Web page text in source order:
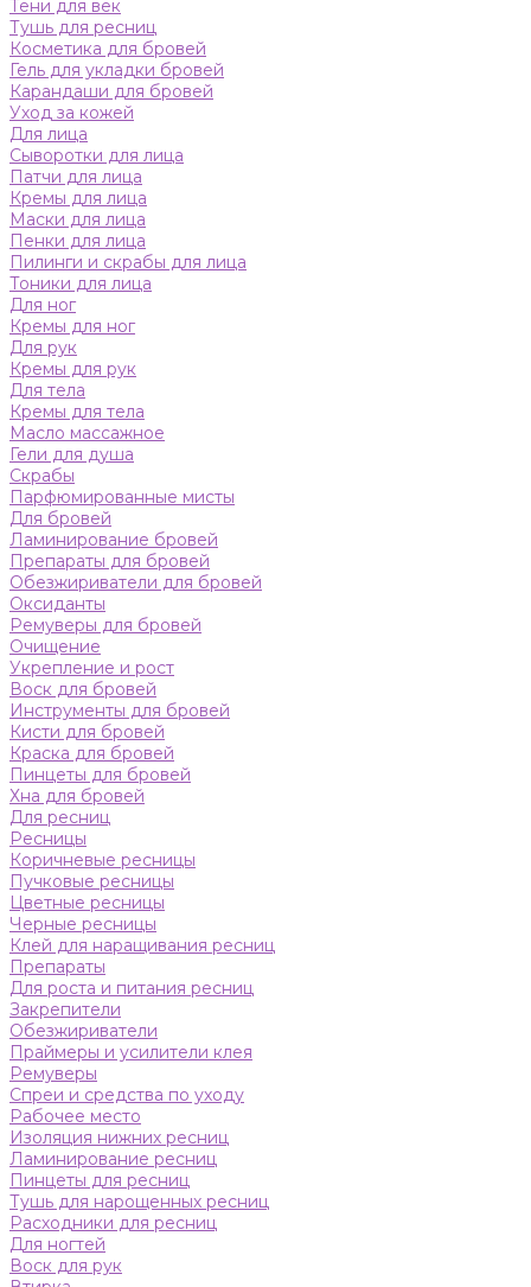
Тени для век
Тушь для ресниц
Косметика для бровей
Гель для укладки бровей
Карандаши для бровей
Уход за кожей
Для лица
Сыворотки для лица
Патчи для лица
Кремы для лица
Маски для лица
Пенки для лица
Пилинги и скрабы для лица
Тоники для лица
Для ног
Кремы для ног
Для рук
Кремы для рук
Для тела
Кремы для тела
Масло массажное
Гели для душа
Скрабы
Парфюмированные мисты
Для бровей
Ламинирование бровей
Препараты для бровей
Обезжириватели для бровей
Оксиданты
Ремуверы для бровей
Очищение
Укрепление и рост
Воск для бровей
Инструменты для бровей
Кисти для бровей
Краска для бровей
Пинцеты для бровей
Хна для бровей
Для ресниц
Ресницы
Коричневые ресницы
Пучковые ресницы
Цветные ресницы
Черные ресницы
Клей для наращивания ресниц
Препараты
Для роста и питания ресниц
Закрепители
Обезжириватели
Праймеры и усилители клея
Ремуверы
Спреи и средства по уходу
Рабочее место
Изоляция нижних ресниц
Ламинирование ресниц
Пинцеты для ресниц
Тушь для нарощенных ресниц
Расходники для ресниц
Для ногтей
Воск для рук